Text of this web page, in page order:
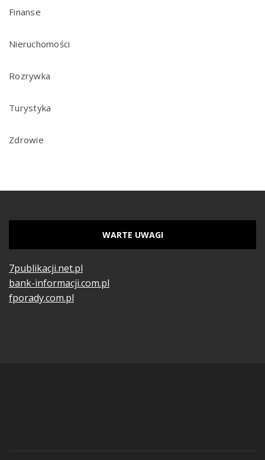
Finanse
Nieruchomości
Rozrywka
Turystyka
Zdrowie
WARTE UWAGI
7publikacji.net.pl
bank-informacji.com.pl
fporady.com.pl